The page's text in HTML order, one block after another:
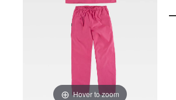
Hover to zoom